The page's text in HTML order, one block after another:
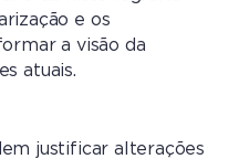
e os
a visão da
atuais.
justificar alterações